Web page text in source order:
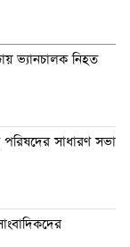
ভ্যানচালক নিহত
পরিষদের সাধারণ সভা